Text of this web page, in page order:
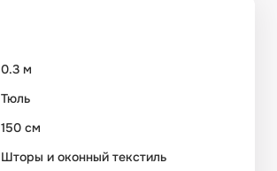
0.3 м
Тюль
150 см
Шторы и оконный текстиль